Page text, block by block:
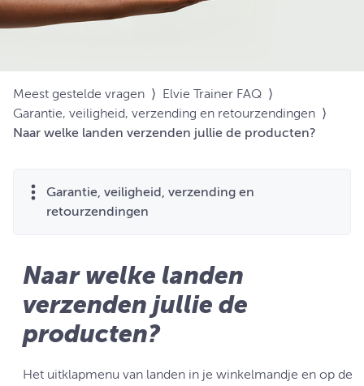
Meest gestelde vragen ⟩ Elvie Trainer FAQ ⟩
Garantie, veiligheid, verzending en retourzendingen ⟩
Naar welke landen verzenden jullie de producten?
Garantie, veiligheid, verzending en
retourzendingen
Naar welke landen
verzenden jullie de
producten?
Het uitklapmenu van landen in je winkelmandje en op de